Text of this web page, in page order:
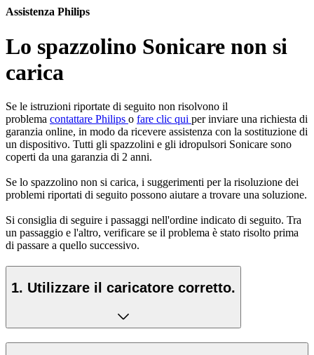
Assistenza Philips
Lo spazzolino Sonicare non si
carica
Se le istruzioni riportate di seguito non risolvono il
problema contattare Philips o fare clic qui per inviare una richiesta di
garanzia online, in modo da ricevere assistenza con la sostituzione di
un dispositivo. Tutti gli spazzolini e gli idropulsori Sonicare sono
coperti da una garanzia di 2 anni.
Se lo spazzolino non si carica, i suggerimenti per la risoluzione dei
problemi riportati di seguito possono aiutare a trovare una soluzione.
Si consiglia di seguire i passaggi nell'ordine indicato di seguito. Tra
un passaggio e l'altro, verificare se il problema è stato risolto prima
di passare a quello successivo.
1. Utilizzare il caricatore corretto.